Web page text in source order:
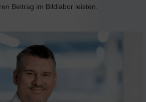
Beitrag im Bildlabor leisten.